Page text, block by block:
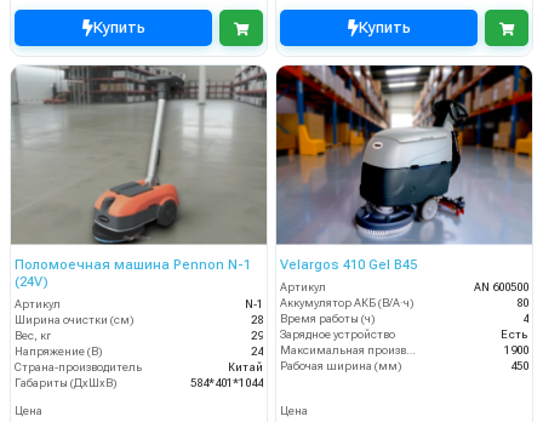
Купить Купить
Поломоечная машина Pennon N-1
(24V)
Артикул
N-1
Ширина очистки (см)
28
Вес, кг
29
Напряжение (В)
24
Страна-производитель
Китай
Габариты (ДхШхВ)
584*401*1044
Цена
Velargos 410 Gel B45
Артикул
AN 600500
Аккумулятор АКБ (В/А·ч)
80
Время работы (ч)
4
Зарядное устройство
Есть
1900
Рабочая ширина (мм)
450
Цена